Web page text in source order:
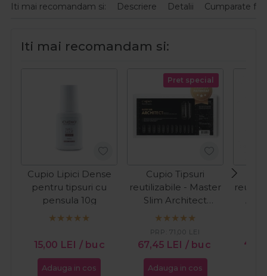
Iti mai recomandam si: Descriere Detalii Cumparate
Iti mai recomandam si:
Cupio Lipici Dense
pentru tipsuri cu
pensula 10g
15,00 LEI / buc
Adauga in cos
Pret special
Cupio Tipsuri
reutilizabile - Master
Slim Architect
240buc
67,45 LEI / buc
PRP: 71,00 LEI
Adauga in cos